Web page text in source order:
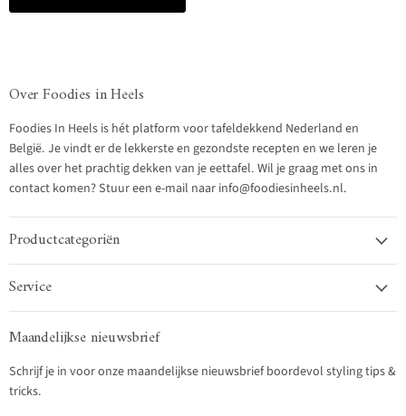
Over Foodies in Heels
Foodies In Heels is hét platform voor tafeldekkend Nederland en
België. Je vindt er de lekkerste en gezondste recepten en we leren je
alles over het prachtig dekken van je eettafel. Wil je graag met ons in
contact komen? Stuur een e-mail naar info@foodiesinheels.nl.
Productcategoriën
Service
Maandelijkse nieuwsbrief
Schrijf je in voor onze maandelijkse nieuwsbrief boordevol styling tips &
tricks.